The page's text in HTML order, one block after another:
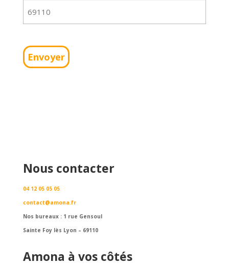
Nous contacter
04 12 05 05 05
contact@amona.fr
Nos bureaux : 1 rue Gensoul
Sainte Foy lès Lyon – 69110
Amona à vos côtés